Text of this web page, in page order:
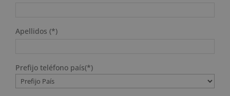
Apellidos (*)
Prefijo teléfono país(*)